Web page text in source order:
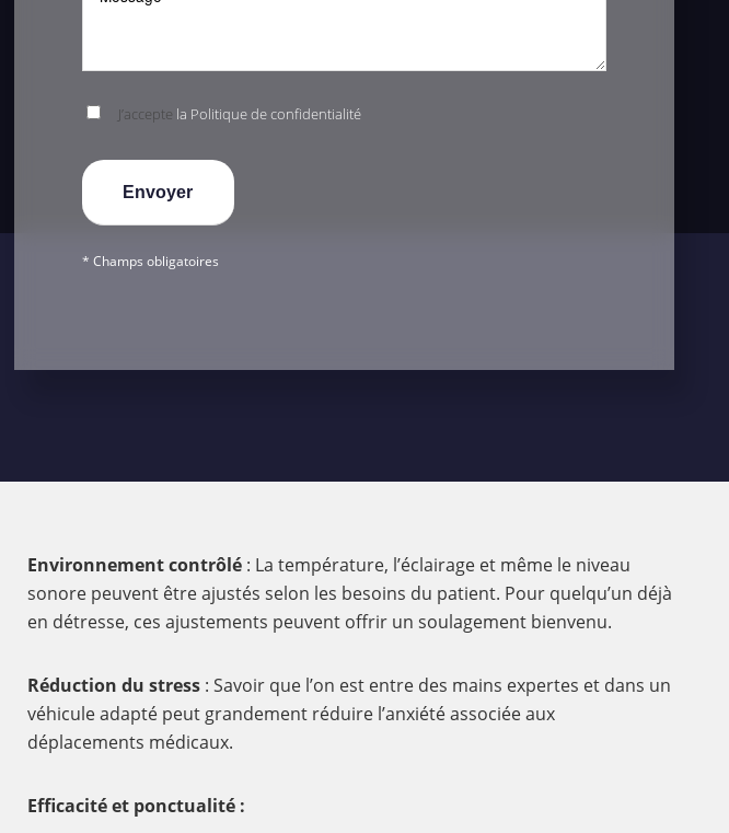
J’accepte la Politique de confidentialité
* Champs obligatoires
Environnement contrôlé : La température, l’éclairage et même le niveau
sonore peuvent être ajustés selon les besoins du patient. Pour quelqu’un déjà
en détresse, ces ajustements peuvent offrir un soulagement bienvenu.
Réduction du stress : Savoir que l’on est entre des mains expertes et dans un
véhicule adapté peut grandement réduire l’anxiété associée aux
déplacements médicaux.
Efficacité et ponctualité :